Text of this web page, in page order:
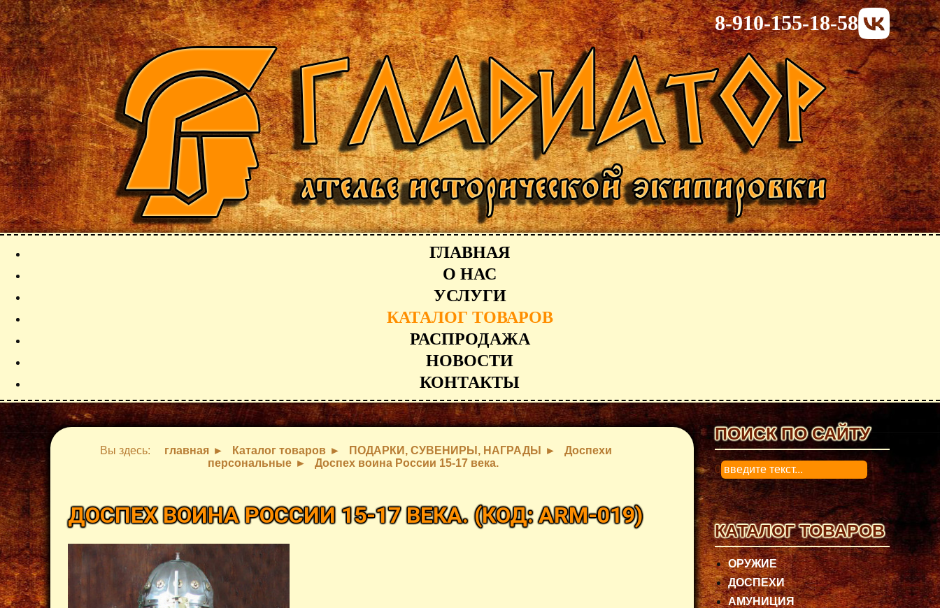
8-910-155-18-58
ГЛАВНАЯ
О НАС
УСЛУГИ
КАТАЛОГ ТОВАРОВ
РАСПРОДАЖА
НОВОСТИ
КОНТАКТЫ
Вы здесь: главная Каталог товаров ПОДАРКИ, СУВЕНИРЫ, НАГРАДЫ
Доспехи
персональные
Доспех воина России 15-17 века.
ДОСПЕХ ВОИНА РОССИИ 15-17 ВЕКА.(КОД:ARM-019)
ПОИСК ПО САЙТУ
0
КАТАЛОГ ТОВАРОВ
ОРУЖИЕ
ДОСПЕХИ
АМУНИЦИЯ